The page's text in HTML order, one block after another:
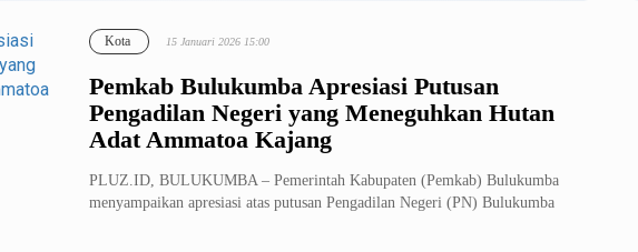
Pemkab Bulukumba Apresiasi Putusan
Pengadilan Negeri yang Meneguhkan Hutan
Adat Ammatoa Kajang
Kota 15 Januari 2026 15:00
PLUZ.ID, BULUKUMBA – Pemerintah Kabupaten (Pemkab) Bulukumba
menyampaikan apresiasi atas putusan Pengadilan Negeri (PN) Bulukumba